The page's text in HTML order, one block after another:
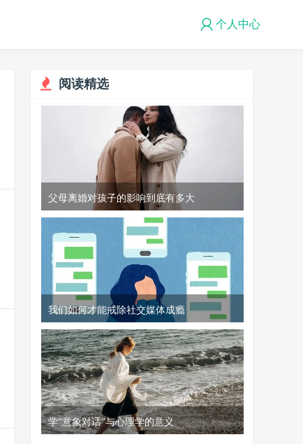
个人中心
阅读精选
父母离婚对孩子的影响到底有多大
我们如何才能戒除社交媒体成瘾
学“意象对话”与心理学的意义